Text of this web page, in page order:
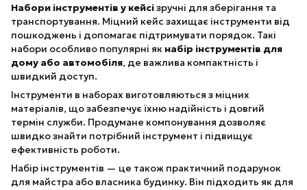
Набори інструментів у кейсізручні для зберігання та
транспортування. Міцний кейс захищає інструменти від
пошкоджень і допомагає підтримувати порядок. Такі
набори особливо популярні як набір інструментів для
дому або автомобіля, де важлива компактність і
швидкий доступ.
Інструменти в наборах виготовляються з міцних
матеріалів, що забезпечує їхню надійність і довгий
термін служби. Продумане компонування дозволяє
швидко знайти потрібний інструмент і підвищує
ефективність роботи.
Набір інструментів — це також практичний подарунок
для майстра або власника будинку. Він підходить як для